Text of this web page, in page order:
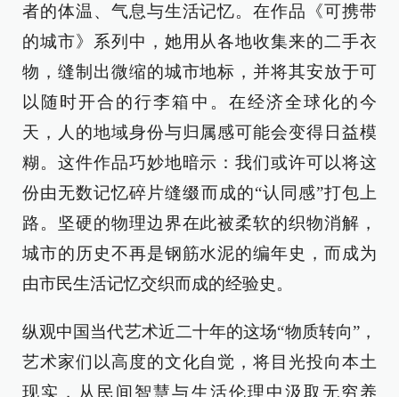
者的体温、气息与生活记忆。在作品《可携带
的城市》系列中，她用从各地收集来的二手衣
物，缝制出微缩的城市地标，并将其安放于可
以随时开合的行李箱中。在经济全球化的今
天，人的地域身份与归属感可能会变得日益模
糊。这件作品巧妙地暗示：我们或许可以将这
份由无数记忆碎片缝缀而成的“认同感”打包上
路。坚硬的物理边界在此被柔软的织物消解，
城市的历史不再是钢筋水泥的编年史，而成为
由市民生活记忆交织而成的经验史。
纵观中国当代艺术近二十年的这场“物质转向”，
艺术家们以高度的文化自觉，将目光投向本土
现实，从民间智慧与生活伦理中汲取无穷养